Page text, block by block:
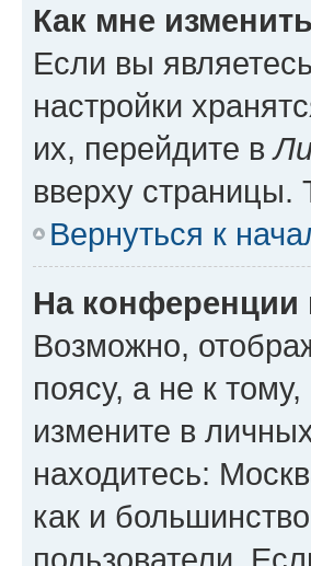
Как мне
Если вы
настройки
их, перейдите в
вверху страницы.
Вернуться к
На конференции
Возможно,
поясу, а не к
измените в
находитесь:
как и
пользователи.